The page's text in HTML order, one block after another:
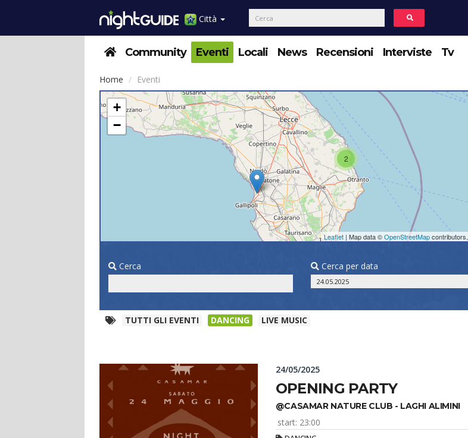
Città
Community Eventi Locali News Recensioni Interviste Tv
Home Eventi
2
+
−
Leaflet | Map data ©OpenStreetMapcontributors,
Cerca Cerca per data
TUTTI GLI EVENTI DANCING LIVE MUSIC
24/05/2025
OPENING PARTY
@CASAMAR NATURE CLUB - LAGHI ALIMINI
start: 23:00